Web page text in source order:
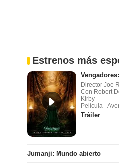
Estrenos más
Director Joe
Con Robert
Kirby
Película -
Tráiler
Jumanji: Mundo abierto